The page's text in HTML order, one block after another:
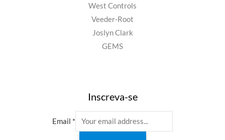
West Controls
Veeder-Root
Joslyn Clark
GEMS
Inscreva-se
Email *